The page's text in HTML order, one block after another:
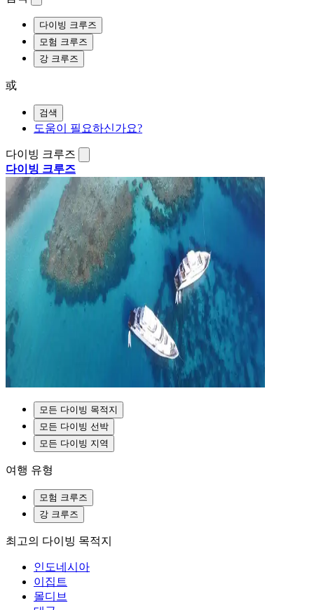
다이빙 크루즈
모험 크루즈
강 크루즈
或
검색
도움이 필요하신가요?
다이빙 크루즈
다이빙 크루즈
모든 다이빙 목적지
모든 다이빙 선박
모든 다이빙 지역
여행 유형
모험 크루즈
강 크루즈
최고의 다이빙 목적지
인도네시아
이집트
몰디브